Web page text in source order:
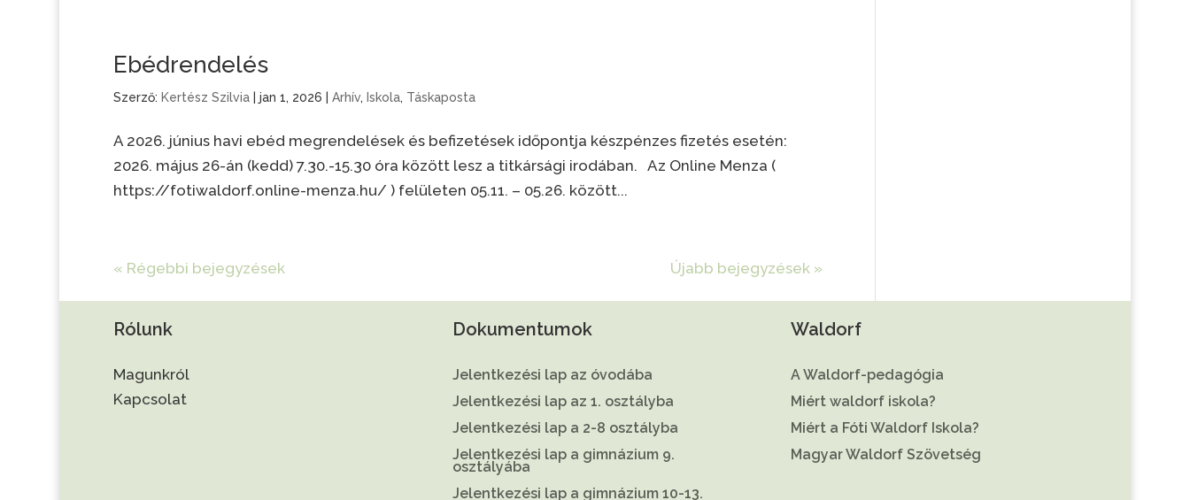
Ebédrendelés
Szerző: Kertész Szilvia| jan 1, 2026 | Arhív, Iskola, Táskaposta
A 2026. június havi ebéd megrendelések és befizetések időpontja készpénzes fizetés esetén:
2026. május 26-án (kedd) 7.30.-15.30 óra között lesz a titkársági irodában. Az Online Menza (
https://fotiwaldorf.online-menza.hu/ ) felületen 05.11. – 05.26. között...
« Régebbi bejegyzések Újabb bejegyzések »
Rólunk
Magunkról
Kapcsolat
Dokumentumok
Jelentkezési lap az óvodába
Jelentkezési lap az 1. osztályba
Jelentkezési lap a 2-8 osztályba
Jelentkezési lap a gimnázium 9.
osztályába
Jelentkezési lap a gimnázium 10-13.
Waldorf
A Waldorf-pedagógia
Miért waldorf iskola?
Miért a Fóti Waldorf Iskola?
Magyar Waldorf Szövetség